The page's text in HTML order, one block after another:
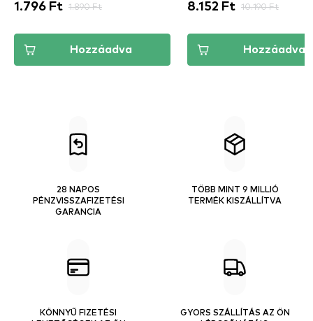
1.796 Ft 1.890 Ft
Hozzáadva
8.152 Ft 10.190 Ft
Hozzáadva
28 NAPOS
PÉNZVISSZAFIZETÉSI
GARANCIA
TÖBB MINT 9 MILLIÓ
TERMÉK KISZÁLLÍTVA
KÖNNYŰ FIZETÉSI
GYORS SZÁLLÍTÁS AZ ÖN